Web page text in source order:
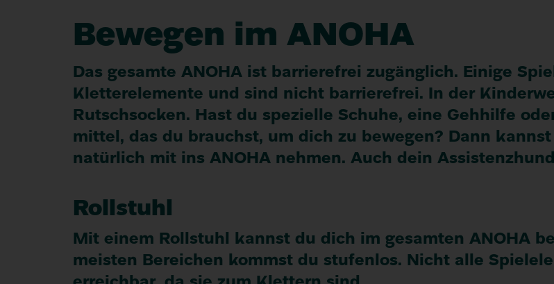
Bewegen im ANOHA
Das gesamte ANOHA ist barriere­frei zugäng­lich. Einige
Kletter­elemente und sind nicht barriere­frei. In der
Rutsch­socken. Hast du spezielle Schuhe, eine Geh­hilfe
mittel, das du brauchst, um dich zu bewegen? Dann
natürlich mit ins ANOHA nehmen. Auch dein
Roll­stuhl
Mit einem Roll­stuhl kannst du dich im gesamten ANOHA
meisten Bereichen kommst du stufen­los. Nicht alle